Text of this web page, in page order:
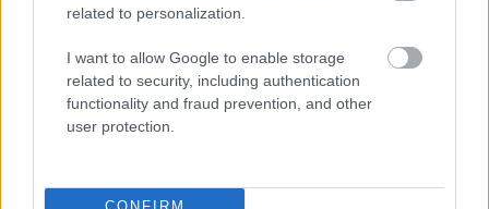
related to personalization.
I want to allow Google to enable storage
related to security, including authentication
functionality and fraud prevention, and other
user protection.
Διαβάστε επίσης